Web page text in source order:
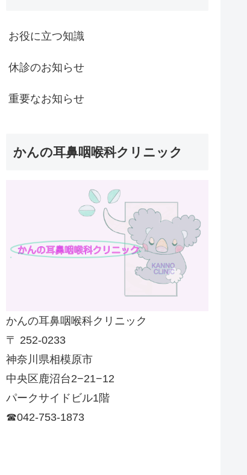
お役に立つ知識
休診のお知らせ
重要なお知らせ
かんの耳鼻咽喉科クリニック
かんの耳鼻咽喉科クリニック
〒 252-0233
神奈川県相模原市
中央区鹿沼台2−21−12
パークサイドビル1階
☎042-753-1873